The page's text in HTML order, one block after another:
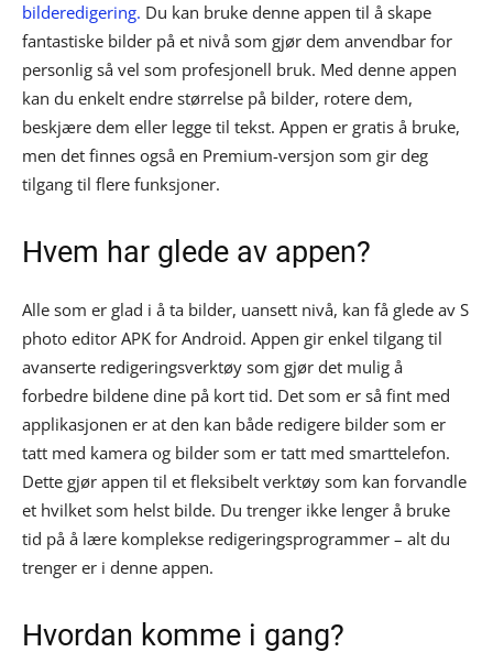
bilderedigering. Du kan bruke denne appen til å skape
fantastiske bilder på et nivå som gjør dem anvendbar for
personlig så vel som profesjonell bruk. Med denne appen
kan du enkelt endre størrelse på bilder, rotere dem,
beskjære dem eller legge til tekst. Appen er gratis å bruke,
men det finnes også en Premium-versjon som gir deg
tilgang til flere funksjoner.
Hvem har glede av appen?
Alle som er glad i å ta bilder, uansett nivå, kan få glede av S
photo editor APK for Android. Appen gir enkel tilgang til
avanserte redigeringsverktøy som gjør det mulig å
forbedre bildene dine på kort tid. Det som er så fint med
applikasjonen er at den kan både redigere bilder som er
tatt med kamera og bilder som er tatt med smarttelefon.
Dette gjør appen til et fleksibelt verktøy som kan forvandle
et hvilket som helst bilde. Du trenger ikke lenger å bruke
tid på å lære komplekse redigeringsprogrammer – alt du
trenger er i denne appen.
Hvordan komme i gang?